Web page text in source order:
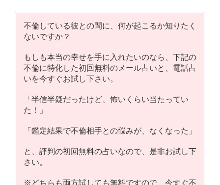
不倫している彼との間に、何が起こるか知りたく
ないですか？
もしも本当の幸せを手に入れたいのなら、下記の
不倫に特化した初回無料のメール占いと、電話占
いを今すぐお試し下さい。
「半信半疑だったけど、怖いくらい当たってい
た！」
「鑑定結果で不倫相手との悩みが、なくなった」
と、評判の初回無料の占いなので、是非お試し下
さい。
※どちらも両方試しても無料ですので、今すぐ不